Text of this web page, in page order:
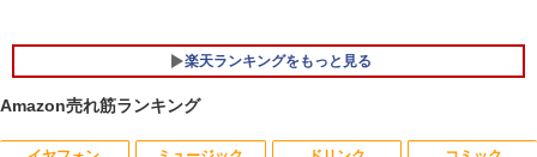
楽天ランキングをもっと見る
Amazon売れ筋ランキング